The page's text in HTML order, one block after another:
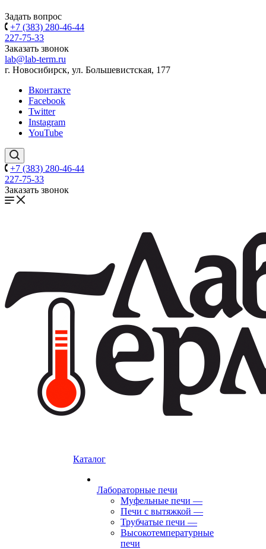
Задать вопрос
+7 (383) 280-46-44
227-75-33
Заказать звонок
lab@lab-term.ru
г. Новосибирск, ул. Большевистская, 177
Вконтакте
Facebook
Twitter
Instagram
YouTube
+7 (383) 280-46-44
227-75-33
Заказать звонок
Каталог
Лабораторные печи
Муфельные печи —
Печи с вытяжкой —
Трубчатые печи —
Высокотемпературные
печи